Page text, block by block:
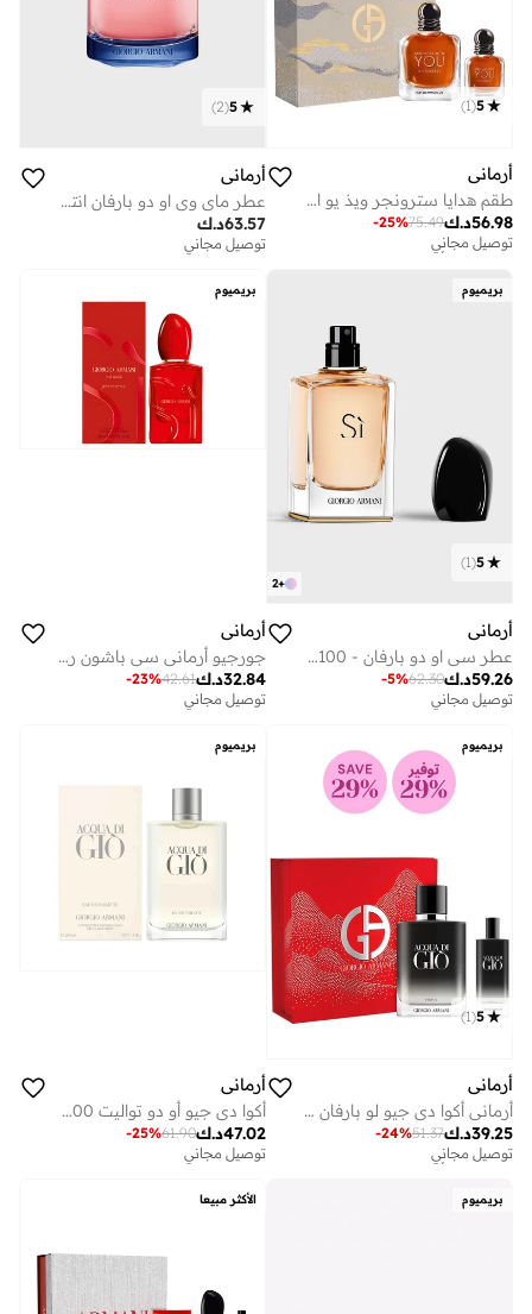
5
(
1
)
أرماني
طقم هدايا سترونجر ويذ يو انتنسلي
د.ك56.98
75.49
-25%
توصيل مجاني
توفير على الأطقم
5
(
2
)
أرماني
عطر ماي وي او دو بارفان انتنس - 90 مل
د.ك63.57
توصيل مجاني
على وشك النفاد
بريميوم
+
2
5
(
1
)
أرماني
عطر سي او دو بارفان - 100 مل
د.ك59.26
62.30
-5%
توصيل مجاني
بريميوم
أرماني
جورجيو أرماني سي باشون رد موسك 50 مل
د.ك32.84
42.61
-23%
توصيل مجاني
بريميوم
5
(
1
)
أرماني
أرماني أكوا دي جيو لو بارفان 100 مل مجموعة هدايا، توفير 29%
د.ك39.25
51.37
-24%
توصيل مجاني
توفير على الأطقم
بريميوم
أرماني
أكوا دي جيو أو دو تواليت 200 مل
د.ك47.02
61.90
-25%
توصيل مجاني
بريميوم الأكثر مبيعا